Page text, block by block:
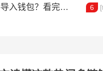
包？看完这篇就懂了 6